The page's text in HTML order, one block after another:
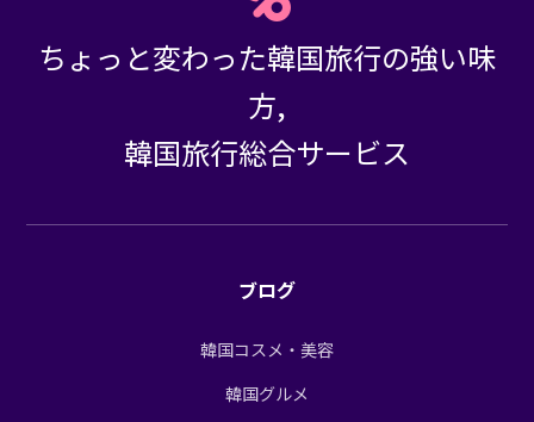
ちょっと変わった韓国旅行の強い味
方,
韓国旅行総合サービス
ブログ
韓国コスメ・美容
韓国グルメ